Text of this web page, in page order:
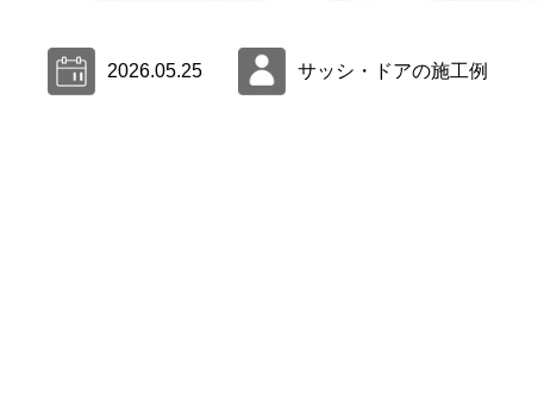
2026.05.25 サッシ・ドアの施工例